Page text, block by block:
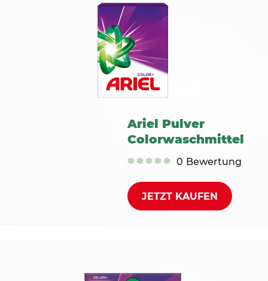
Ariel Pulver
Colorwaschmittel
0 Bewertung
JETZT KAUFEN